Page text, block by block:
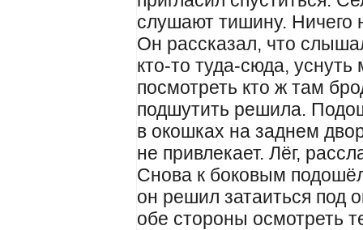
слушают тишину. Ничего
Он рассказал, что
кто-то туда-сюда,
посмотреть кто ж там
подшутить решила.
в окошках на заднем
не привлекает. Лёг,
Снова к боковым
он решил затаиться под
обе стороны осмотреть